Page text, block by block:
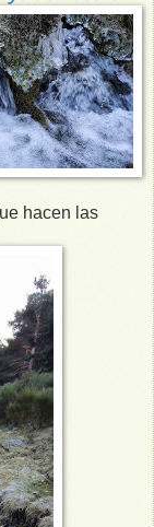
hacen las